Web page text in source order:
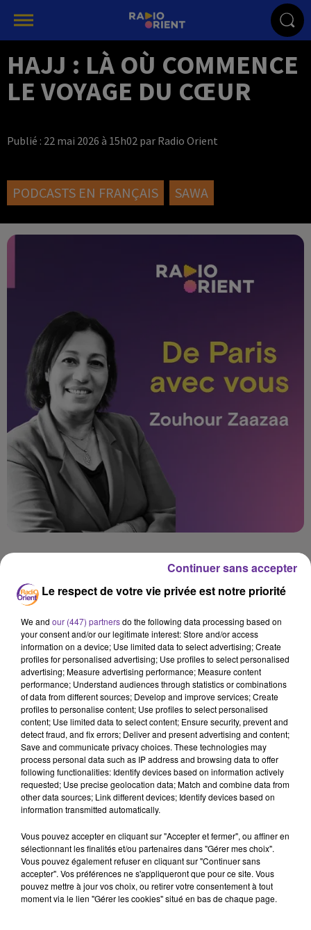
HAJJ : LÀ OÙ COMMENCE
LE VOYAGE DU CŒUR
Publié : 22 mai 2026 à 15h02 par Radio Orient
PODCASTS EN FRANÇAIS SAWA
Islam
22 mai 2026 - 19 min 31 sec
HAJJ : LÀ OÙ COMMENCE LE VOYAGE DU CŒUR
Zouhour Zaazaa
LA FOI AU QUOTIDIEN
Le Hajj n’est pas seulement un déplacement, c’est une
rencontre : avec Allah, avec soi-même, avec l’héritage
d’Ibrahim. À travers les explications profondes
del’Imam Moussa Guillaume Andorra, ce site vous
ouvre les portes d’une compréhension authentique et
vivante du pèlerinage. Explorez, apprenez, ressentez :
que ce lieu devienne votre compagnon de route vers un
Hajj sincère et lumineux.
0:00 19 min 31 sec
Le respect de votre vie privée est notre priorité
We and our (447) partnersdo the following data processing based on
your consent and/or our legitimate interest: Store and/or access
information on a device; Use limited data to select advertising; Create
profiles for personalised advertising; Use profiles to select personalised
advertising; Measure advertising performance; Measure content
performance; Understand audiences through statistics or combinations
of data from different sources; Develop and improve services; Create
profiles to personalise content; Use profiles to select personalised
content; Use limited data to select content; Ensure security, prevent and
detect fraud, and fix errors; Deliver and present advertising and content;
Save and communicate privacy choices. These technologies may
process personal data such as IP address and browsing data to offer
following functionalities: Identify devices based on information actively
requested; Use precise geolocation data; Match and combine data from
other data sources; Link different devices; Identify devices based on
information transmitted automatically.
Vous pouvez accepter en cliquant sur "Accepter et fermer", ou affiner en
sélectionnant les finalités et/ou partenaires dans "Gérer mes choix".
Vous pouvez également refuser en cliquant sur "Continuer sans
accepter". Vos préférences ne s'appliqueront que pour ce site. Vous
pouvez mettre à jour vos choix, ou retirer votre consentement à tout
moment via le lien "Gérer les cookies" situé en bas de chaque page.
Continuer sans accepter